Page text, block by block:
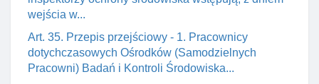
wejścia w...
Art. 35. Przepis przejściowy - 1. Pracownicy
dotychczasowych Ośrodków (Samodzielnych
Pracowni) Badań i Kontroli Środowiska...